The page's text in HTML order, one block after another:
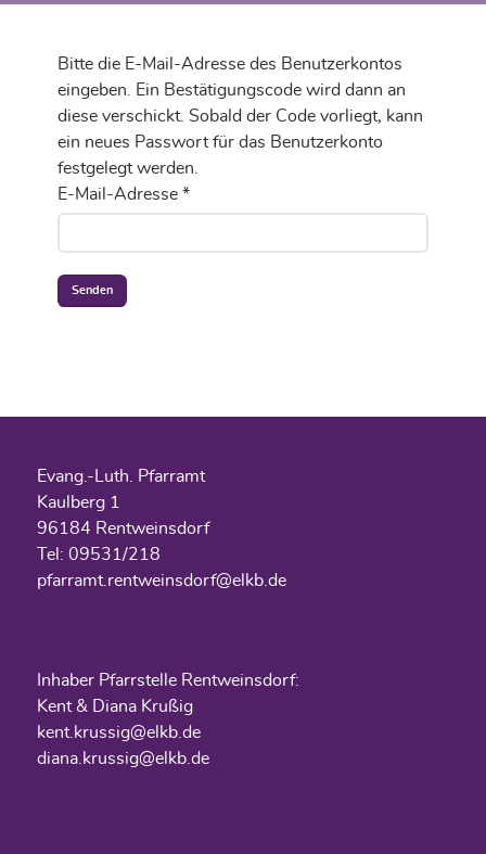
Bitte die E-Mail-Adresse des Benutzerkontos
eingeben. Ein Bestätigungscode wird dann an
diese verschickt. Sobald der Code vorliegt, kann
ein neues Passwort für das Benutzerkonto
festgelegt werden.
E-Mail-Adresse *
Senden
Evang.-Luth. Pfarramt
Kaulberg 1
96184 Rentweinsdorf
Tel: 09531/218
pfarramt.rentweinsdorf@elkb.de
Inhaber Pfarrstelle Rentweinsdorf:
Kent & Diana Krußig
kent.krussig@elkb.de
diana.krussig@elkb.de